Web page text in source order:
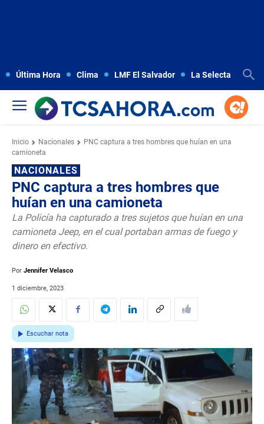
Última Hora Clima LMF El Salvador La Selecta
Inicio Nacionales
PNC captura a tres hombres que huían en una
camioneta
NACIONALES
PNC captura a tres hombres que
huían en una camioneta
La Policía ha capturado a tres sujetos que huían en una
camioneta Jeep, en el cual portaban armas de fuego y
dinero en efectivo.
Por Jennifer Velasco
1 diciembre, 2023
Escuchar nota